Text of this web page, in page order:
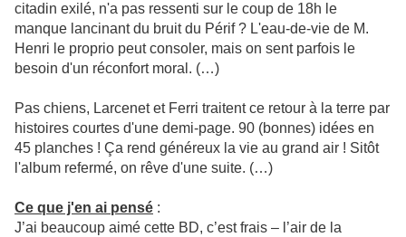
citadin exilé, n'a pas ressenti sur le coup de 18h le
manque lancinant du bruit du Périf ? L'eau-de-vie de M.
Henri le proprio peut consoler, mais on sent parfois le
besoin d'un réconfort moral. (…)
Pas chiens, Larcenet et Ferri traitent ce retour à la terre par
histoires courtes d'une demi-page. 90 (bonnes) idées en
45 planches ! Ça rend généreux la vie au grand air ! Sitôt
l'album refermé, on rêve d'une suite. (…)
Ce que j'en ai pensé :
J’ai beaucoup aimé cette BD, c’est frais – l’air de la